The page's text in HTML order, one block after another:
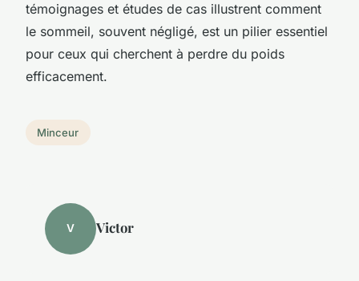
témoignages et études de cas illustrent comment
le sommeil, souvent négligé, est un pilier essentiel
pour ceux qui cherchent à perdre du poids
efficacement.
Minceur
V Victor